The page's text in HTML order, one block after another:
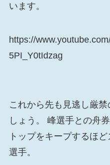
います。
https://
5PI_Y0tIdzag
これから先も見逃し厳
しょう。 峰選手との舟
トップをキープするほ
選手。